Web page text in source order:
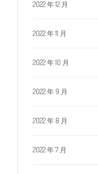
2022 年 12 月
2022 年 11 月
2022 年 10 月
2022 年 9 月
2022 年 8 月
2022 年 7 月